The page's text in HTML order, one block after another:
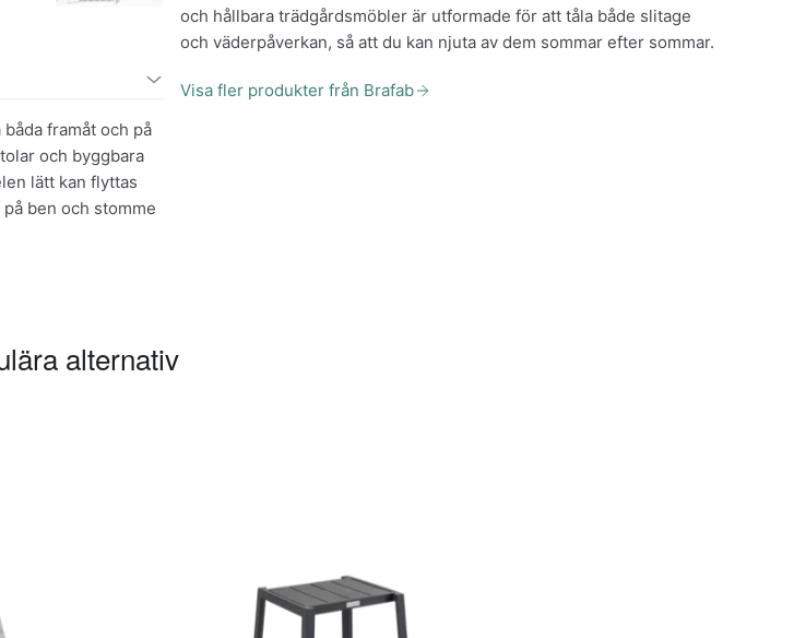
framåt och på
och byggbara
lätt kan flyttas
ben och stomme
och hållbara trädgårdsmöbler är utformade för att tåla både slitage
och väderpåverkan, så att du kan njuta av dem sommar efter sommar.
Visa fler produkter från Brafab
alternativ